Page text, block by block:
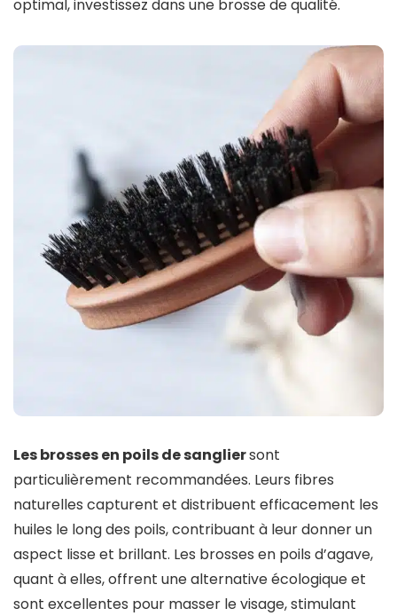
optimal, investissez dans une brosse de qualité.
Les brosses en poils de sangliersont
particulièrement recommandées. Leurs fibres
naturelles capturent et distribuent efficacement les
huiles le long des poils, contribuant à leur donner un
aspect lisse et brillant. Les brosses en poils d’agave,
quant à elles, offrent une alternative écologique et
sont excellentes pour masser le visage, stimulant